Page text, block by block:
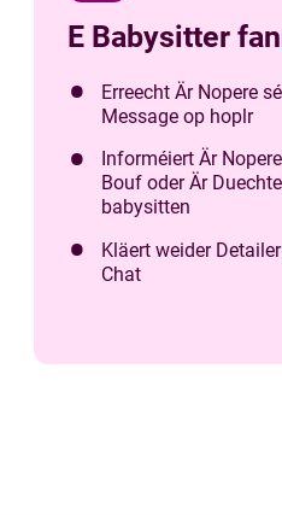
E Babysitter
Erreecht Är Nopere
Message op hoplr
Informéiert Är
Bouf oder Är
babysitten
Kläert weider
Chat